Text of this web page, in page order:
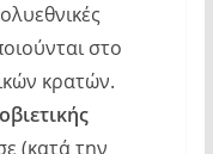
στο
κρατών.
(κατά την